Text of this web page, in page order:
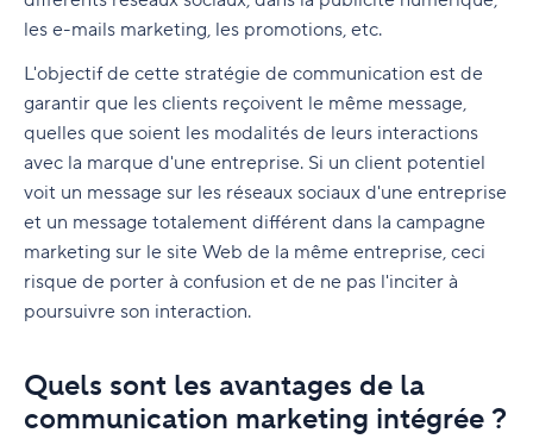
Outils d'automatisation
Outils de référencement
Outils d'e-mail marketing
Outils de gestion de projets marketing
Outils de collaboration et de communication
d'équipe
Outils d'analyse
votre entreprise
les e-mails marketing, les promotions, etc.
L'objectif de cette stratégie de communication est de
garantir que les clients reçoivent le même message,
quelles que soient les modalités de leurs interactions
avec la marque d'une entreprise. Si un client potentiel
voit un message sur les réseaux sociaux d'une entreprise
et un message totalement différent dans la campagne
marketing sur le site Web de la même entreprise, ceci
risque de porter à confusion et de ne pas l'inciter à
poursuivre son interaction.
Quels sont les avantages de la
communication marketing intégrée ?